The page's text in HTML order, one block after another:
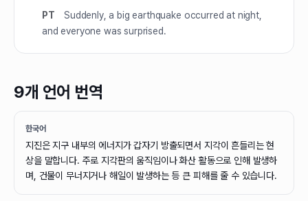
PT
Suddenly, a big earthquake occurred at night,
and everyone was surprised.
9개 언어 번역
한국어
지진은 지구 내부의 에너지가 갑자기 방출되면서 지각이 흔들리는 현
상을 말합니다. 주로 지각판의 움직임이나 화산 활동으로 인해 발생하
며, 건물이 무너지거나 해일이 발생하는 등 큰 피해를 줄 수 있습니다.